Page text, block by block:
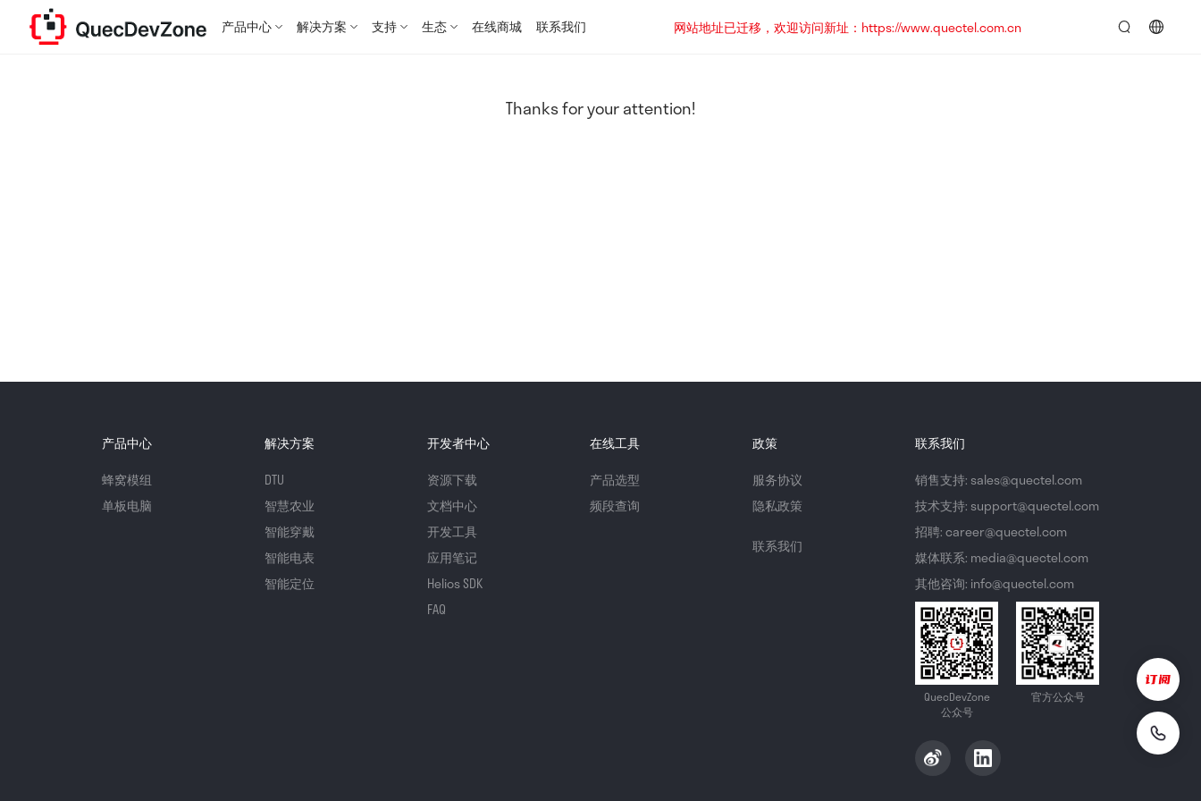
产品中心 解决方案 支持 生态 在线商城 联系我们
网站地址已迁移，欢迎访问新址：https://www.quectel.com.cn
Thanks for your attention!
产品中心
蜂窝模组
单板电脑
解决方案
DTU
智慧农业
智能穿戴
智能电表
智能定位
开发者中心
资源下载
文档中心
开发工具
应用笔记
Helios SDK
FAQ
在线工具
产品选型
频段查询
政策
服务协议
隐私政策
联系我们
联系我们
销售支持: sales@quectel.com
技术支持: support@quectel.com
招聘: career@quectel.com
媒体联系: media@quectel.com
其他咨询: info@quectel.com
QuecDevZone
公众号
官方公众号